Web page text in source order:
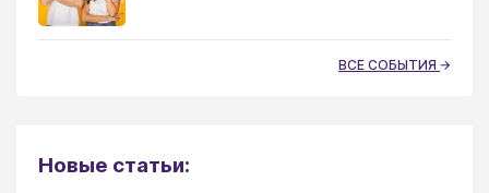
ВСЕ СОБЫТИЯ
Новые статьи: